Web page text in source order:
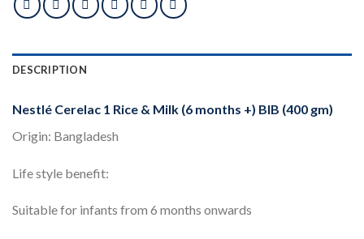
DESCRIPTION
Nestlé Cerelac 1 Rice & Milk (6 months +) BIB (400 gm)
Origin: Bangladesh
Life style benefit:
Suitable for infants from 6 months onwards